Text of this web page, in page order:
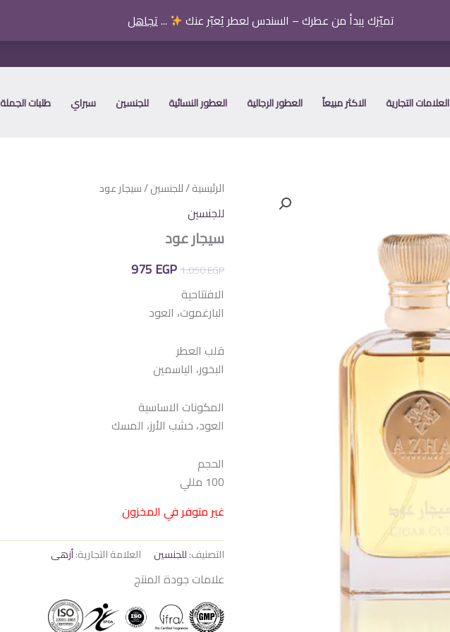
تميّزك يبدأ من عطرك – السندس لعطر يُعبّر عنك ...تجاهل
العلامات التجارية الاكثر مبيعاً العطور الرجالية العطور النسائية للجنسين سبراي طلبات الجملة
الرئيسية/للجنسين/ سيجار عود
للجنسين
سيجار عود
1.050EGP
السعر
هو:
1.050 EGP.
975EGP
السعر
الافتتاحية
البارغموت، العود
قلب العطر
البخور، الياسمين
المكونات الاساسية
العود، خشب الأرز، المسك
الحجم
100 مللي
غير متوفر في المخزون
التصنيف:للجنسين العلامة التجارية:أزهى
علامات جودة المنتج